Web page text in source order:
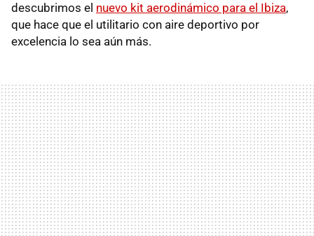
descubrimos el nuevo kit aerodinámico para el Ibiza,
que hace que el utilitario con aire deportivo por
excelencia lo sea aún más.